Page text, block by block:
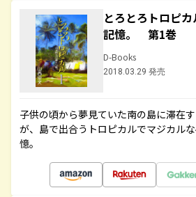
とろとろトロピ
記憶。 第1巻
D-Books
2018.03.29 発売
子供の頃から夢見ていた南の島に滞在
が、島で出合うトロピカルでマジカル
憶。